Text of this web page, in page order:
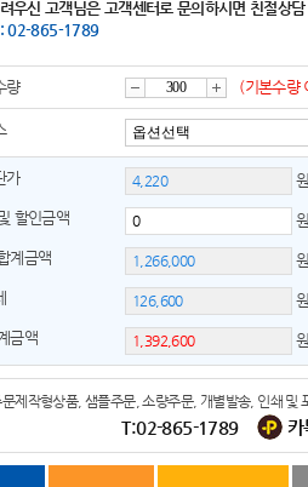
우신 고객님은 고객센터로 문의하시면 친절상담
: 02-865-1789
량
감
소
증
가
(기본수량
가 원
할인금액 원
계금액 원
원
금액 원
제작형상품, 샘플주문, 소량주문, 개별발송, 인쇄 및
T:02-865-1789 카